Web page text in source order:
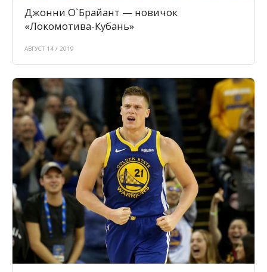
Джонни О`Брайант — новичок
«Локомотива-Кубань»
АВГУСТ 14 / 2019